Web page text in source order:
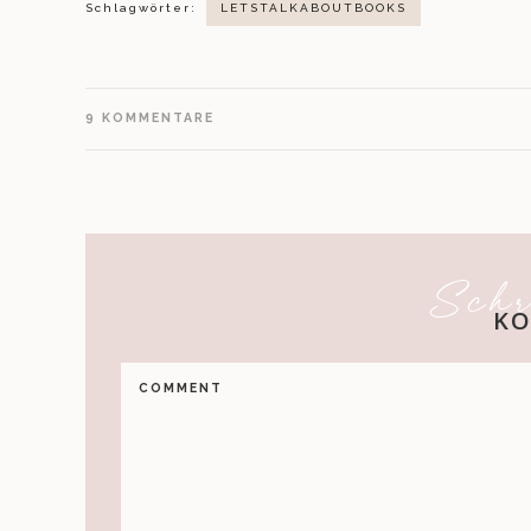
Schlagwörter: LETSTALKABOUTBOOKS
9 KOMMENTARE